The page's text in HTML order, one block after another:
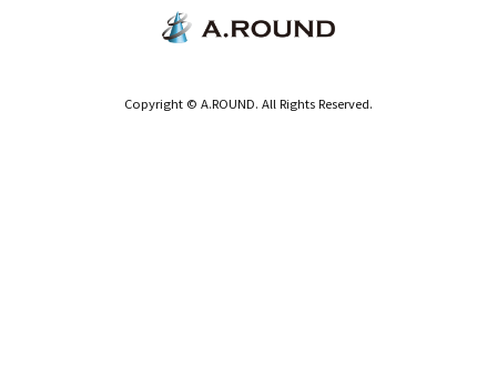
Copyright © A.ROUND. All Rights Reserved.